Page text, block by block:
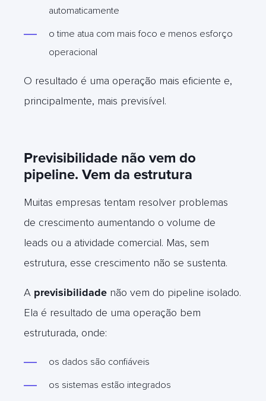
automaticamente
o time atua com mais foco e menos esforço
operacional
O resultado é uma operação mais eficiente e,
principalmente, mais previsível.
Previsibilidade não vem do
pipeline. Vem da estrutura
Muitas empresas tentam resolver problemas
de crescimento aumentando o volume de
leads ou a atividade comercial. Mas, sem
estrutura, esse crescimento não se sustenta.
A previsibilidade não vem do pipeline isolado.
Ela é resultado de uma operação bem
estruturada, onde:
os dados são confiáveis
os sistemas estão integrados